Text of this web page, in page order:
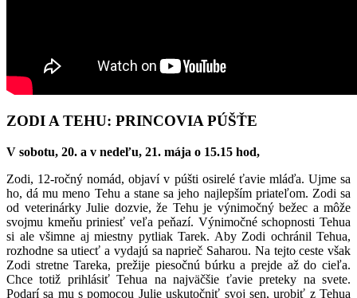
ZODI A TEHU: PRINCOVIA PÚŠŤE
V sobotu, 20. a v nedeľu, 21. mája o 15.15 hod,
Zodi, 12-ročný nomád, objaví v púšti osirelé ťavie mláďa. Ujme sa
ho, dá mu meno Tehu a stane sa jeho najlepším priateľom. Zodi sa
od veterinárky Julie dozvie, že Tehu je výnimočný bežec a môže
svojmu kmeňu priniesť veľa peňazí. Výnimočné schopnosti Tehua
si ale všimne aj miestny pytliak Tarek. Aby Zodi ochránil Tehua,
rozhodne sa utiecť a vydajú sa naprieč Saharou. Na tejto ceste však
Zodi stretne Tareka, prežije piesočnú búrku a prejde až do cieľa.
Chce totiž prihlásiť Tehua na najväčšie ťavie preteky na svete.
Podarí sa mu s pomocou Julie uskutočniť svoj sen, urobiť z Tehua